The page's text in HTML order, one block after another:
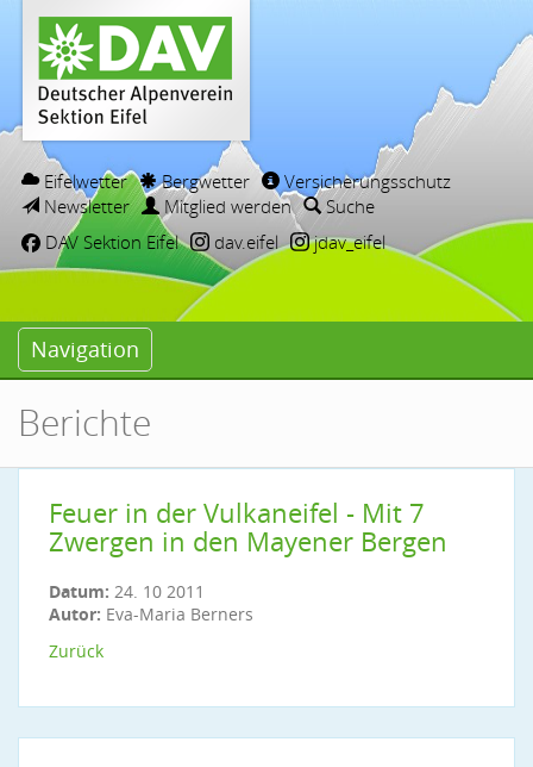
Eifelwetter Bergwetter
Versicherungsschutz
Newsletter
Mitglied werden
Suche
DAV Sektion Eifel
dav.eifel jdav_eifel
Navigation
Berichte
Feuer in der Vulkaneifel - Mit 7
Zwergen in den Mayener Bergen
Datum: 24. 10 2011
Autor: Eva-Maria Berners
Zurück